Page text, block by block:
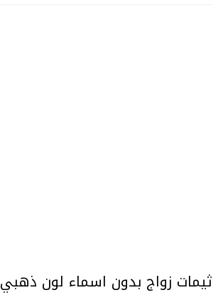
ثيمات زواج بدون اسماء لون ذهبي